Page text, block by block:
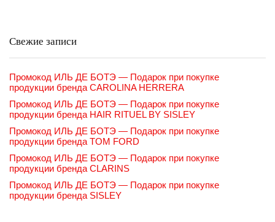
Свежие записи
Промокод ИЛЬ ДЕ БОТЭ — Подарок при покупке
продукции бренда CAROLINA HERRERA
Промокод ИЛЬ ДЕ БОТЭ — Подарок при покупке
продукции бренда HAIR RITUEL BY SISLEY
Промокод ИЛЬ ДЕ БОТЭ — Подарок при покупке
продукции бренда TOM FORD
Промокод ИЛЬ ДЕ БОТЭ — Подарок при покупке
продукции бренда CLARINS
Промокод ИЛЬ ДЕ БОТЭ — Подарок при покупке
продукции бренда SISLEY